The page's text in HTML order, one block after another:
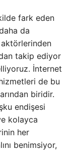
fark eden
da
takip ediyor
İnternet
de bu
biridir.
endişesi
kolayca
her
benimsiyor,